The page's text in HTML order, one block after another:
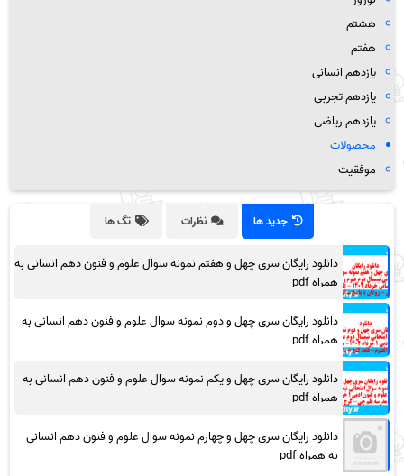
هشتم
هفتم
یازدهم انسانی
یازدهم تجربی
یازدهم ریاضی
محصولات
موفقیت
جدید ها نظرات تگ ها
دانلود رایگان سری چهل و هفتم نمونه سوال علوم و فنون دهم انسانی به
همراه pdf
دانلود رایگان سری چهل و دوم نمونه سوال علوم و فنون دهم انسانی به
همراه pdf
دانلود رایگان سری چهل و یکم نمونه سوال علوم و فنون دهم انسانی به
همراه pdf
دانلود رایگان سری چهل و چهارم نمونه سوال علوم و فنون دهم انسانی
به همراه pdf